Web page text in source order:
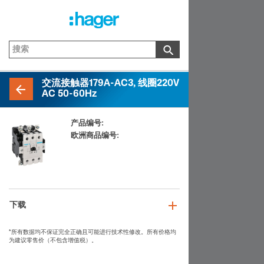
交流接触器179A-AC3, 线圈220V
AC 50-60Hz
产品编号:
EW180_C
欧洲商品编号:
3250612237517
下载
*所有数据均不保证完全正确且可能进行技术性修改。所有价格均
为建议零售价（不包含增值税）。